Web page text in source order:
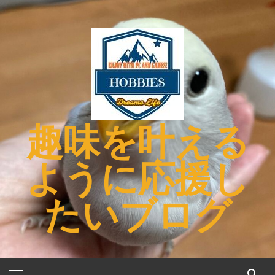
コ
プ
趣味を叶える
ように応援し
たいブログ